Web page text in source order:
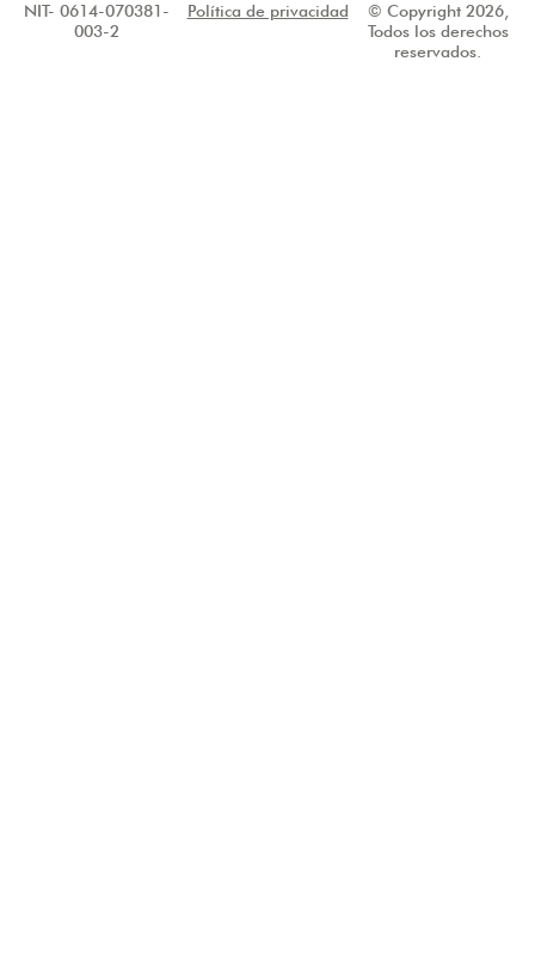
© Copyright 2026,
Todos los derechos
reservados.
NIT- 0614-070381-
003-2
Política de privacidad